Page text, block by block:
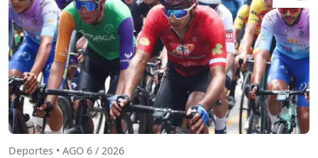
Deportes • AGO 6 / 2026